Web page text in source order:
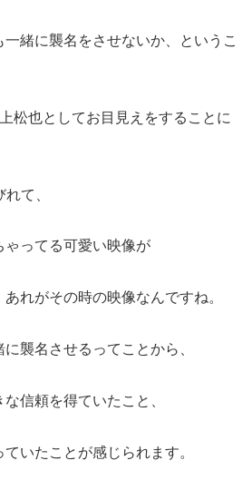
緒に襲名をさせないか、というこ
松也としてお目見えをすることに
て、
ゃってる可愛い映像が
れがその時の映像なんですね。
襲名させるってことから、
信頼を得ていたこと、
いたことが感じられます。